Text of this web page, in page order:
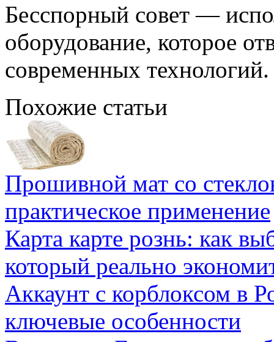
Бесспорный совет —
оборудование, которое
современных технологий.
Похожие статьи
Прошивной мат со
практическое применение
Карта карте рознь: как
который реально
Аккаунт с корблоксом в
ключевые особенности